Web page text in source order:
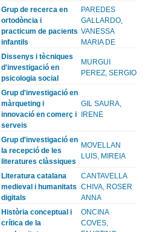
Grup de recerca en
ortodòncia i
practicum de pacients
infantils
PAREDES
GALLARDO,
VANESSA
MARIA DE
Dissenys i tècniques
d'investigació en
psicologia social
MURGUI
PEREZ, SERGIO
Grup d'investigació en
màrqueting i
innovació en comerç i
serveis
GIL SAURA,
IRENE
Grup d'investigació en
la recepció de les
literatures clàssiques
MOVELLAN
LUIS, MIREIA
Literatura catalana
medieval i humanitats
digitals
CANTAVELLA
CHIVA, ROSER
ANNA
Història conceptual i
crítica de la
ONCINA
COVES,